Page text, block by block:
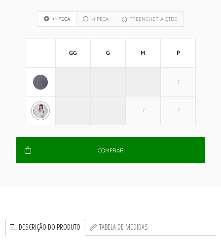
+1 PEÇA -1 PEÇA PREENCHER A QTDE
GG G M P
COMPRAR
DESCRIÇÃO DO PRODUTO TABELA DE MEDIDAS